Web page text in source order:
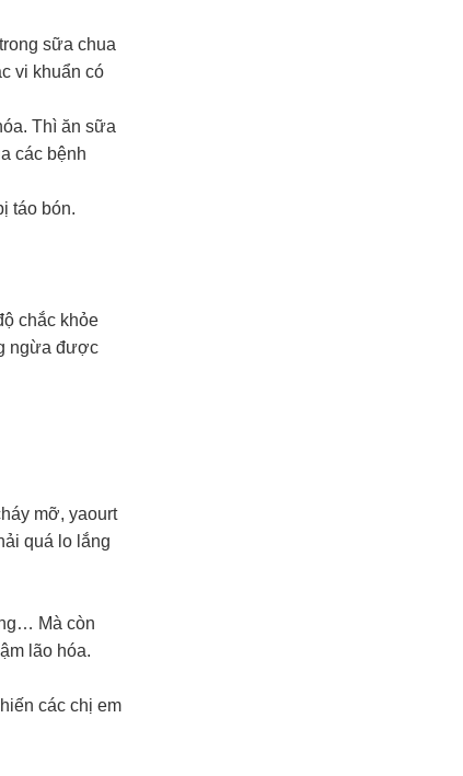
sữa chua
vi khuẩn có
Thì ăn sữa
các bệnh
táo bón.
chắc khỏe
ngừa được
mỡ, yaourt
quá lo lắng
Mà còn
lão hóa.
các chị em